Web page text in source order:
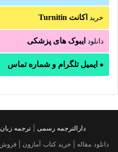
خرید اکانت Turnitin
دانلود ایبوک های پزشکی
● ایمیل تلگرام و شماره تماس
دارالترجمه رسمی ترجمه زبان